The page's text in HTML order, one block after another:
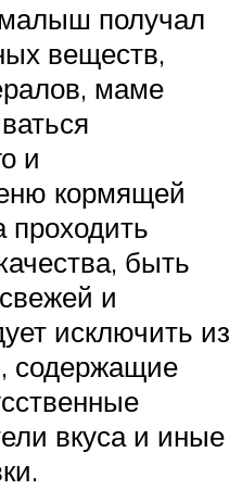
получал
веществ,
маме
и
кормящей
быть
и
исключить из
содержащие
вкуса и иные